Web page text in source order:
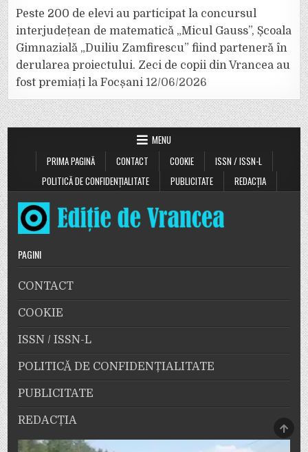
Peste 200 de elevi au participat la concursul
interjudețean de matematică „Micul Gauss”, Școala
Gimnazială „Duiliu Zamfirescu” fiind parteneră în
derularea proiectului. Zeci de copii din Vrancea au
fost premiați la Focșani 12/06/2026
MENU
PRIMA PAGINĂ
CONTACT COOKIE
ISSN / ISSN-L
POLITICĂ DE CONFIDENȚIALITATE
PUBLICITATE REDACȚIA
PAGINI
CONTACT
COOKIE
ISSN / ISSN-L
POLITICĂ DE CONFIDENȚIALITATE
PUBLICITATE
REDACȚIA
TO
TOP